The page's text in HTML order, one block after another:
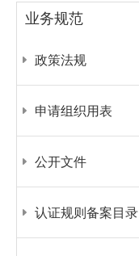
业务规范
政策法规
申请组织用表
公开文件
认证规则备案目录